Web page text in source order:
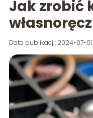
Jak zrobić
Data publikacji: 2024-07-01